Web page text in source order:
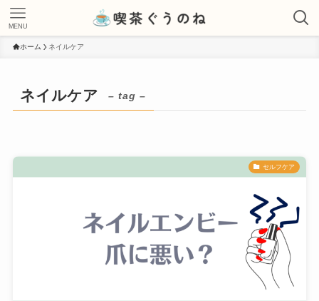
MENU
ホーム ネイルケア
ネイルケア – tag –
セルフケア